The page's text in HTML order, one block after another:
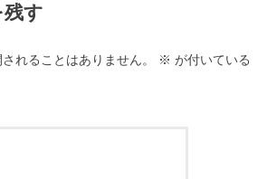
す
れることはありません。 ※ が付いている